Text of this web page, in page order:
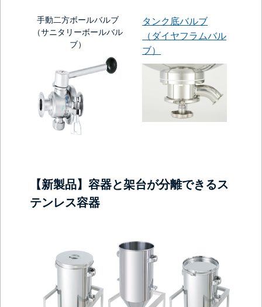
手動二方ボールバルブ
（サニタリーボールバル
ブ）
タンク底バルブ
（ダイヤフラムバル
ブ）
【新製品】容器と架台が分離できるス
テンレス容器